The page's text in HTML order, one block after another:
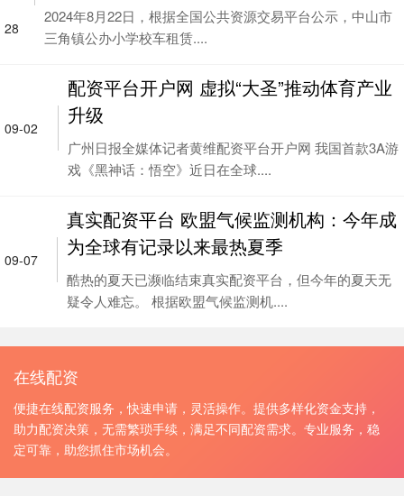
28
2024年8月22日，根据全国公共资源交易平台公示，中山市
三角镇公办小学校车租赁....
09-02
配资平台开户网 虚拟“大圣”推动体育产业
升级
广州日报全媒体记者黄维配资平台开户网 我国首款3A游
戏《黑神话：悟空》近日在全球....
09-07
真实配资平台 欧盟气候监测机构：今年成
为全球有记录以来最热夏季
酷热的夏天已濒临结束真实配资平台，但今年的夏天无
疑令人难忘。 根据欧盟气候监测机....
在线配资
便捷在线配资服务，快速申请，灵活操作。提供多样化资金支持，
助力配资决策，无需繁琐手续，满足不同配资需求。专业服务，稳
定可靠，助您抓住市场机会。